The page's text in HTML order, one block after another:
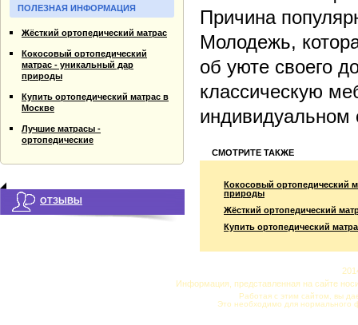
Причина
Молодежь,
об уюте своего
классическую
индивидуальном
СМОТРИТЕ ТАКЖЕ
Кокосовый ортопедический
природы
Жёсткий ортопедический
Купить ортопедический
ПОЛЕЗНАЯ ИНФОРМАЦИЯ
Жёсткий ортопедический матрас
Кокосовый ортопедический
матрас - уникальный дар
природы
Купить ортопедический матрас в
Москве
Лучшие матрасы -
ортопедические
ОТЗЫВЫ
Информация, представленная на сайте
Работая с этим сайтом, вы
Это необходимо для нормального